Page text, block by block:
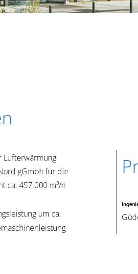
Lufterwärmung
gGmbh für die
ca. 457.000 m³/h
um ca.